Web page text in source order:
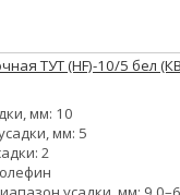
ТУТ (HF)-10/5 бел
мм: 10
мм: 5
2